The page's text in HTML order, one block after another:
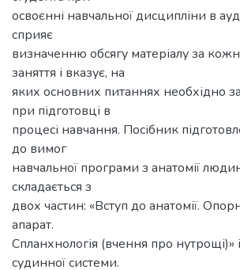
освоєнні навчальної дисципліни в
сприяє
визначенню обсягу матеріалу за
заняття і вказує, на
яких основних питаннях необхідно
при підготовці в
процесі навчання. Посібник
до вимог
навчальної програми з анатомії
складається з
двох частин: «Вступ до анатомії.
апарат.
Спланхнологія (вчення про нутрощі)»
судинної системи.